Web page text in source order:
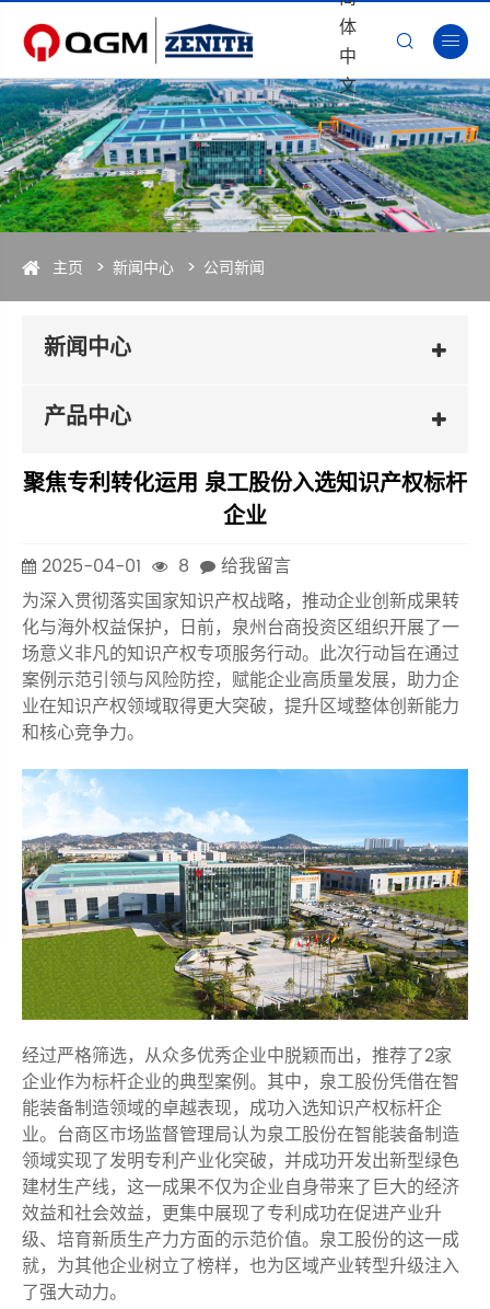
体
中
文
 
主页 新闻中心 公司新闻
新闻中心
产品中心
聚焦专利转化运用 泉工股份入选知识产权标杆
企业
2025-04-01 8
给我留言
为深入贯彻落实国家知识产权战略，推动企业创新成果转
化与海外权益保护，日前，泉州台商投资区组织开展了一
场意义非凡的知识产权专项服务行动。此次行动旨在通过
案例示范引领与风险防控，赋能企业高质量发展，助力企
业在知识产权领域取得更大突破，提升区域整体创新能力
和核心竞争力。
经过严格筛选，从众多优秀企业中脱颖而出，推荐了2家
企业作为标杆企业的典型案例。其中，泉工股份凭借在智
能装备制造领域的卓越表现，成功入选知识产权标杆企
业。台商区市场监督管理局认为泉工股份在智能装备制造
领域实现了发明专利产业化突破，并成功开发出新型绿色
建材生产线，这一成果不仅为企业自身带来了巨大的经济
效益和社会效益，更集中展现了专利成功在促进产业升
级、培育新质生产力方面的示范价值。泉工股份的这一成
就，为其他企业树立了榜样，也为区域产业转型升级注入
了强大动力。